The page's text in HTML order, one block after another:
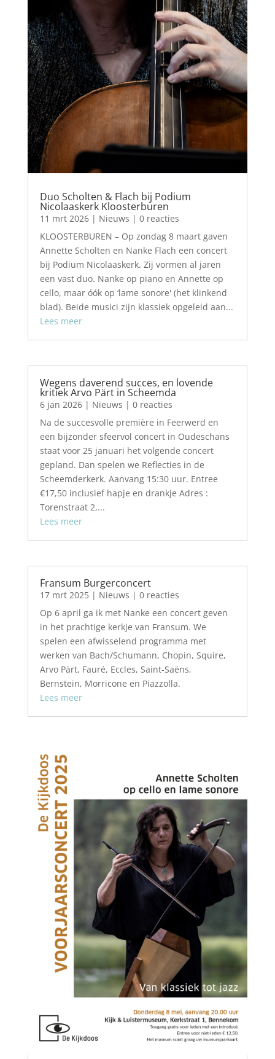
Duo Scholten & Flach bij Podium
Nicolaaskerk Kloosterburen
11 mrt 2026| Nieuws | 0 reacties
KLOOSTERBUREN – Op zondag 8 maart gaven
Annette Scholten en Nanke Flach een concert
bij Podium Nicolaaskerk. Zij vormen al jaren
een vast duo. Nanke op piano en Annette op
cello, maar óók op ‘lame sonore' (het klinkend
blad). Beide musici zijn klassiek opgeleid aan...
Lees meer
Wegens daverend succes, en lovende
kritiek Arvo Pärt in Scheemda
6 jan 2026| Nieuws | 0 reacties
Na de succesvolle première in Feerwerd en
een bijzonder sfeervol concert in Oudeschans
staat voor 25 januari het volgende concert
gepland. Dan spelen we Reflecties in de
Scheemderkerk. Aanvang 15:30 uur. Entree
€17,50 inclusief hapje en drankje Adres :
Torenstraat 2,...
Lees meer
Fransum Burgerconcert
17 mrt 2025| Nieuws | 0 reacties
Op 6 april ga ik met Nanke een concert geven
in het prachtige kerkje van Fransum. We
spelen een afwisselend programma met
werken van Bach/Schumann, Chopin, Squire,
Arvo Pärt, Fauré, Eccles, Saint-Saëns,
Bernstein, Morricone en Piazzolla.
Lees meer